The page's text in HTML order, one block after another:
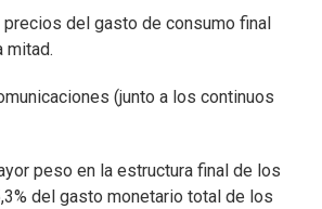
del gasto de consumo final
mitad.
(junto a los continuos
peso en la estructura final de los
del gasto monetario total de los